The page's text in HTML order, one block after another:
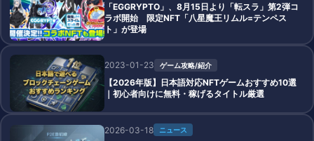
「EGGRYPTO」、8月15日より「転スラ」第2弾コ
ラボ開始 限定NFT「八星魔王リムル=テンペス
ト」が登場
2023-01-23 ゲーム攻略/紹介
【2026年版】日本語対応NFTゲームおすすめ10選
｜初心者向けに無料・稼げるタイトル厳選
2026-03-18 ニュース